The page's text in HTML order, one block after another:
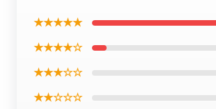
★★★★★
★★★★☆
★★★☆☆
★★☆☆☆